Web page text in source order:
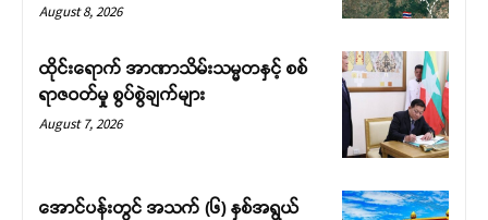
August 8, 2026
ထိုင်းရောက် အာဏာသိမ်းသမ္မတနှင့် စစ်
ရာဇဝတ်မှု စွပ်စွဲချက်များ
August 7, 2026
အောင်ပန်းတွင် အသက် (၆) နှစ်အရွယ်